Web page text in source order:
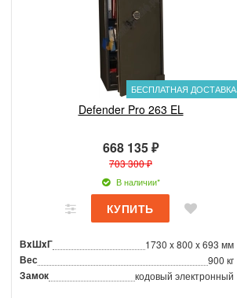
БЕСПЛАТНАЯ ДОСТАВКА
Defender Pro 263 EL
668 135 ₽
703 300 ₽
В наличии*
ВxШxГ 1730 x 800 x 693 мм
Вес 900 кг
Замок кодовый электронный